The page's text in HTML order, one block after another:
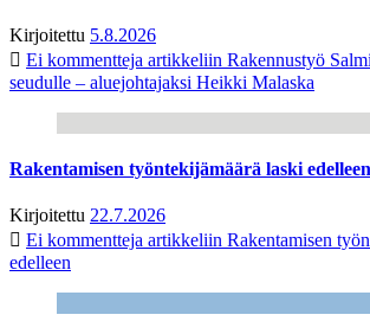
Kirjoitettu 5.8.2026
Ei kommentteja artikkeliin Rakennustyö
seudulle – aluejohtajaksi Heikki Malaska
Rakentamisen työntekijämäärä laski edelleen
Kirjoitettu 22.7.2026
Ei kommentteja artikkeliin Rakentamisen
edelleen